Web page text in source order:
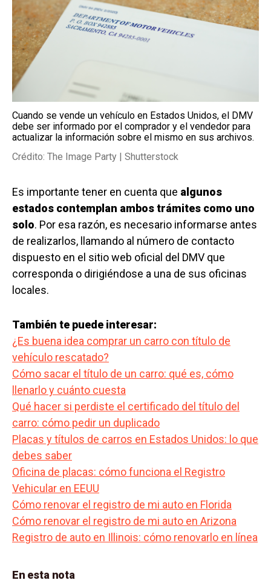
Cuando se vende un vehículo en Estados Unidos, el DMV
debe ser informado por el comprador y el vendedor para
actualizar la información sobre el mismo en sus archivos.
Crédito: The Image Party | Shutterstock
Es importante tener en cuenta que algunos
estados contemplan ambos trámites como uno
solo. Por esa razón, es necesario informarse antes
de realizarlos, llamando al número de contacto
dispuesto en el sitio web oficial del DMV que
corresponda o dirigiéndose a una de sus oficinas
locales.
También te puede interesar:
¿Es buena idea comprar un carro con título de
vehículo rescatado?
Cómo sacar el título de un carro: qué es, cómo
llenarlo y cuánto cuesta
Qué hacer si perdiste el certificado del título del
carro: cómo pedir un duplicado
Placas y títulos de carros en Estados Unidos: lo que
debes saber
Oficina de placas: cómo funciona el Registro
Vehicular en EEUU
Cómo renovar el registro de mi auto en Florida
Cómo renovar el registro de mi auto en Arizona
Registro de auto en Illinois: cómo renovarlo en línea
En esta nota